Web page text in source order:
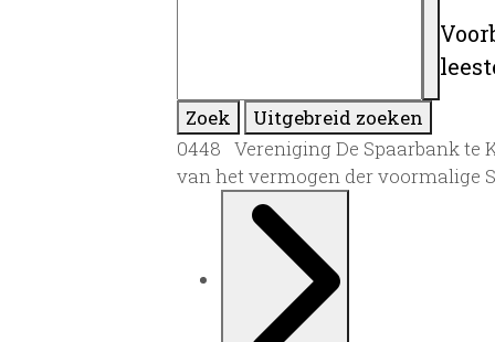
Zoek
Uitgebreid zoeken
0448 Vereniging De Spaarbank te
van het vermogen der voormalige